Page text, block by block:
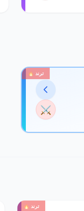
ترند 🔥
⚔️
ترند 🔥